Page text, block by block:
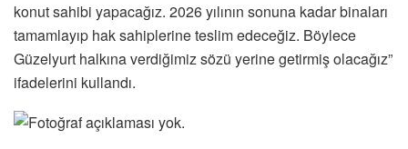
konut sahibi yapacağız. 2026 yılının sonuna kadar binaları
tamamlayıp hak sahiplerine teslim edeceğiz. Böylece
Güzelyurt halkına verdiğimiz sözü yerine getirmiş olacağız”
ifadelerini kullandı.